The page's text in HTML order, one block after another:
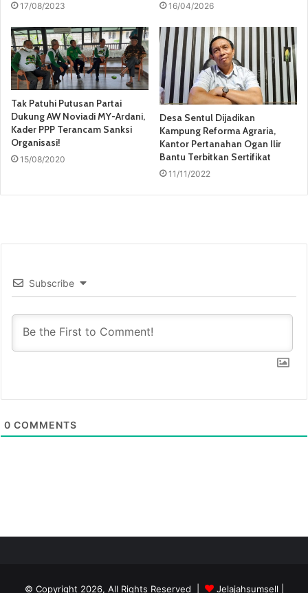
17/08/2023 16/04/2026
Tak Patuhi Putusan Partai
Dukung AW Noviadi MY-Ardani,
Kader PPP Terancam Sanksi
Organisasi!
15/08/2020
Desa Sentul Dijadikan
Kampung Reforma Agraria,
Kantor Pertanahan Ogan Ilir
Bantu Terbitkan Sertifikat
11/11/2022
Subscribe
0 COMMENTS
© Copyright 2026, All Rights Reserved | Jelajahsumsell